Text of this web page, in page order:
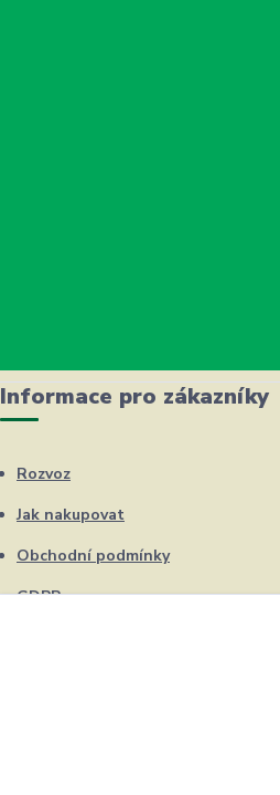
Informace pro zákazníky
Rozvoz
Jak nakupovat
Obchodní podmínky
GDPR